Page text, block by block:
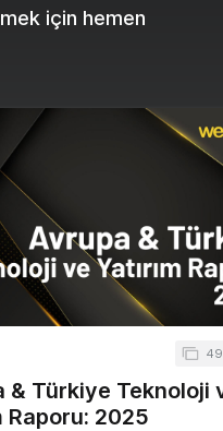
için hemen
& Türkiye Teknoloji
Raporu: 2025